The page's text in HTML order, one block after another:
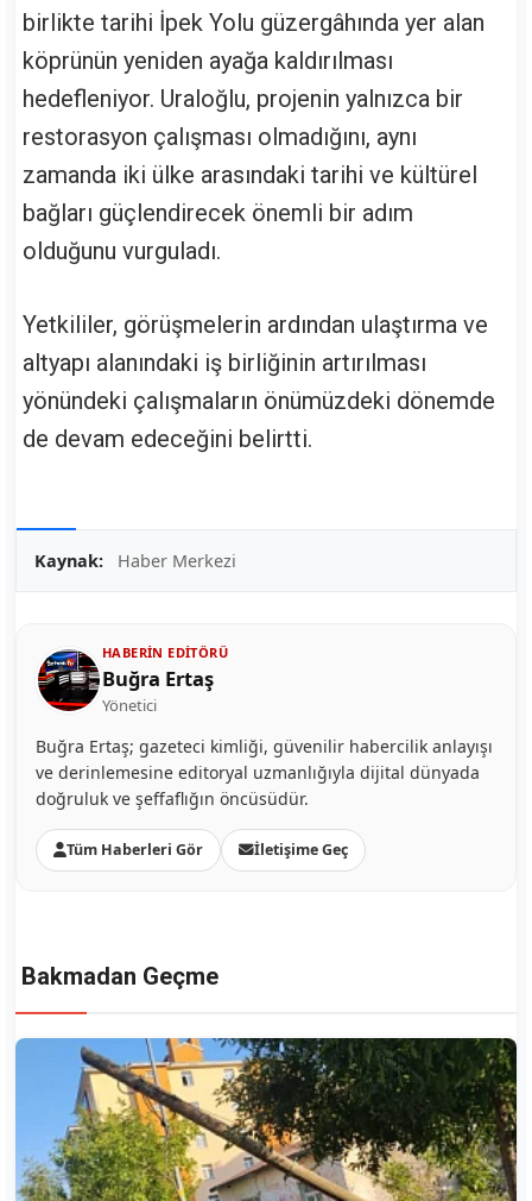
birlikte tarihi İpek Yolu güzergâhında yer alan
köprünün yeniden ayağa kaldırılması
hedefleniyor. Uraloğlu, projenin yalnızca bir
restorasyon çalışması olmadığını, aynı
zamanda iki ülke arasındaki tarihi ve kültürel
bağları güçlendirecek önemli bir adım
olduğunu vurguladı.
Yetkililer, görüşmelerin ardından ulaştırma ve
altyapı alanındaki iş birliğinin artırılması
yönündeki çalışmaların önümüzdeki dönemde
de devam edeceğini belirtti.
Kaynak: Haber Merkezi
HABERIN EDITÖRÜ
Buğra Ertaş
Yönetici
Buğra Ertaş; gazeteci kimliği, güvenilir habercilik anlayışı
ve derinlemesine editoryal uzmanlığıyla dijital dünyada
doğruluk ve şeffaflığın öncüsüdür.
Tüm Haberleri Gör İletişime Geç
Bakmadan Geçme